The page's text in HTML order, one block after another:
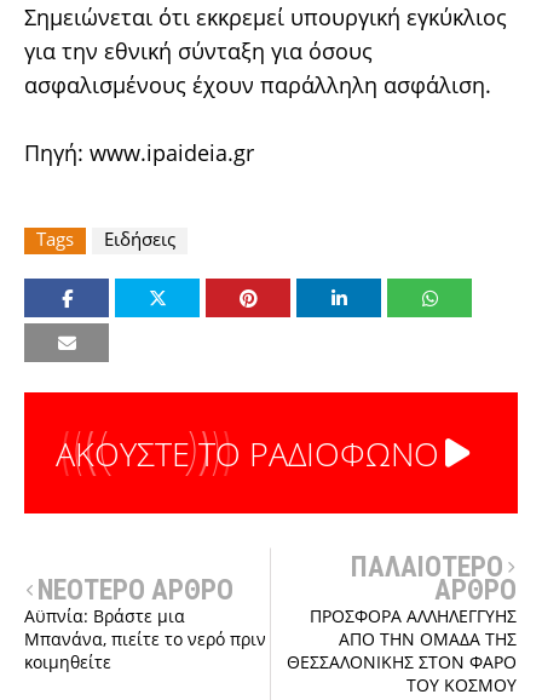
Σημειώνεται ότι εκκρεμεί υπουργική εγκύκλιος
για την εθνική σύνταξη για όσους
ασφαλισμένους έχουν παράλληλη ασφάλιση.
Πηγή: www.ipaideia.gr
Tags Ειδήσεις
ΑΚΟΥΣΤΕ ΤΟ ΡΑΔΙΟΦΩΝΟ
ΝΕΟΤΕΡΟ ΑΡΘΡΟ
Αϋπνία: Βράστε μια
Μπανάνα, πιείτε το νερό πριν
κοιμηθείτε
ΠΑΛΑΙΟΤΕΡΟ
ΑΡΘΡΟ
ΠΡΟΣΦΟΡΑ ΑΛΛΗΛΕΓΓΥΗΣ
ΑΠΟ ΤΗΝ ΟΜΑΔΑ ΤΗΣ
ΘΕΣΣΑΛΟΝΙΚΗΣ ΣΤΟΝ ΦΑΡΟ
ΤΟΥ ΚΟΣΜΟΥ